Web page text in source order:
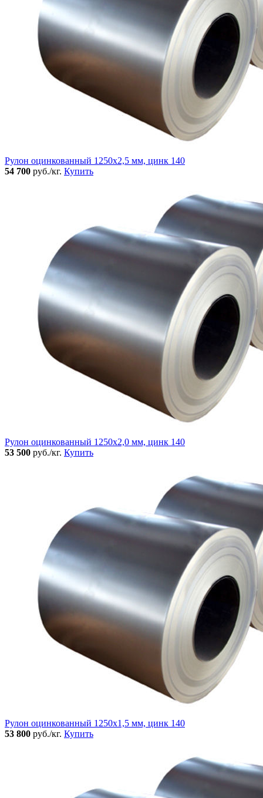
Рулон оцинкованный 1250х2,5 мм, цинк 140
54 700 руб./кг. Купить
Рулон оцинкованный 1250х2,0 мм, цинк 140
53 500 руб./кг. Купить
Рулон оцинкованный 1250х1,5 мм, цинк 140
53 800 руб./кг. Купить